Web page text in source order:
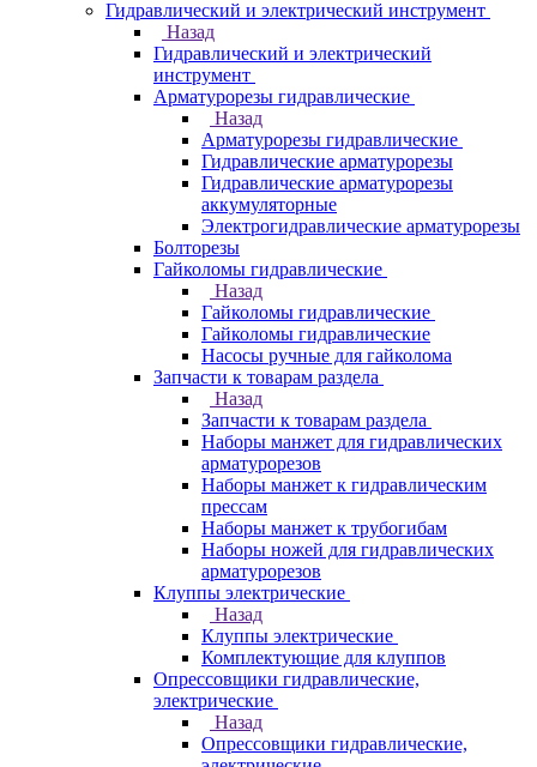
Гидравлический и электрический инструмент
Назад
Гидравлический и электрический
инструмент
Арматурорезы гидравлические
Назад
Арматурорезы гидравлические
Гидравлические арматурорезы
Гидравлические арматурорезы
аккумуляторные
Электрогидравлические арматурорезы
Болторезы
Гайколомы гидравлические
Назад
Гайколомы гидравлические
Гайколомы гидравлические
Насосы ручные для гайколома
Запчасти к товарам раздела
Назад
Запчасти к товарам раздела
Наборы манжет для гидравлических
арматурорезов
Наборы манжет к гидравлическим
прессам
Наборы манжет к трубогибам
Наборы ножей для гидравлических
арматурорезов
Клуппы электрические
Назад
Клуппы электрические
Комплектующие для клуппов
Опрессовщики гидравлические,
электрические
Назад
Опрессовщики гидравлические,